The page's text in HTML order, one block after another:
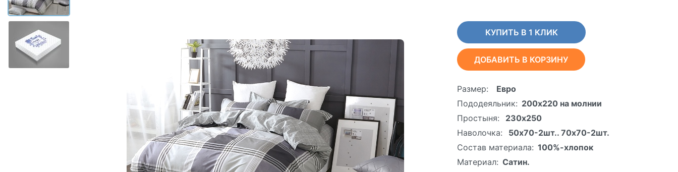
КУПИТЬ В 1 КЛИК
ДОБАВИТЬ В КОРЗИНУ
Размер:
Евро
Пододеяльник: 200х220 на молнии
Простыня:
230х250
Наволочка:
50х70-2шт.. 70х70-2шт.
Состав материала: 100%-хлопок
Материал: Сатин.